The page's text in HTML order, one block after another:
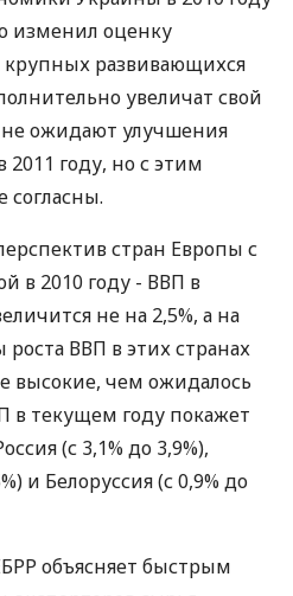
изменил оценку
крупных развивающихся
увеличат свой
не ожидают улучшения
году, но с этим
согласны.
стран Европы с
в 2010 году - ВВП в
не на 2,5%, а на
роста ВВП в этих странах
высокие, чем ожидалось
в текущем году покажет
(с 3,1% до 3,9%),
и Белоруссия (с 0,9% до
объясняет быстрым